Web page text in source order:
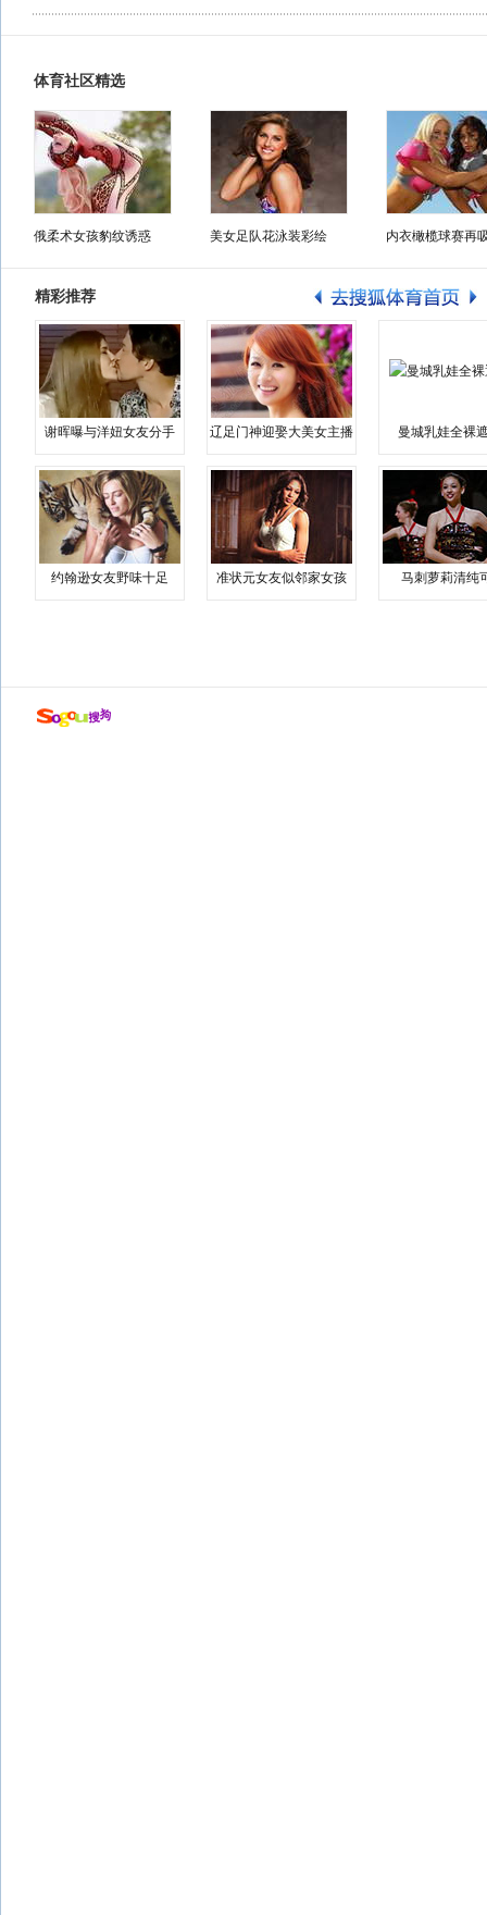
体育社区精选
俄柔术女孩豹纹诱惑 美女足队花泳装彩绘 内衣橄榄球赛再
精彩推荐
谢晖曝与洋妞女友分手 辽足门神迎娶大美女主播 曼城乳娃全裸
约翰逊女友野味十足 准状元女友似邻家女孩 马刺萝莉清纯